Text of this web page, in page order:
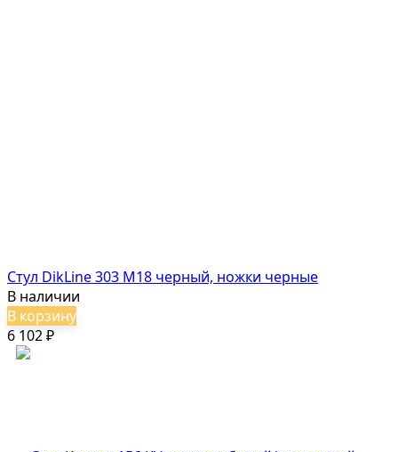
Стул DikLine 303 M18 черный, ножки черные
В наличии
В корзину
6 102 ₽